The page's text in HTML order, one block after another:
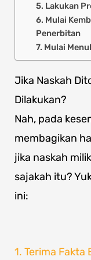
5. Lakukan
6. Mulai
Penerbitan
7. Mulai
Jika Naskah
Dilakukan?
Nah, pada
membagikan
jika naskah
sajakah itu?
ini:
1. Terima